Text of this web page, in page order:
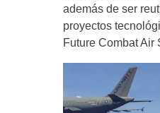
además de ser
proyectos
Future Combat Air